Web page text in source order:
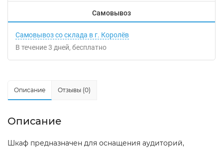
Самовывоз
Самовывоз со склада в г. Королёв
В течение3 дней Бесплатно
Описание Отзывы (0)
Описание
Шкаф предназначен для оснащения аудиторий,